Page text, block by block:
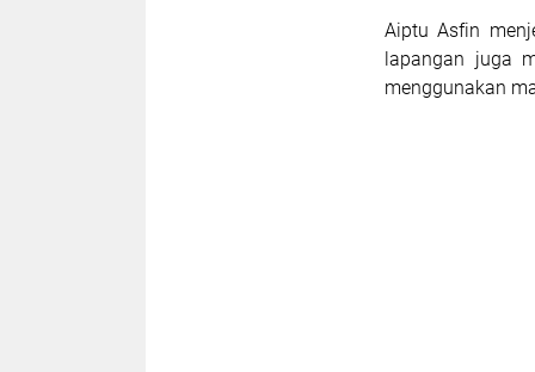
Aiptu Asfin
lapangan juga
menggunakan